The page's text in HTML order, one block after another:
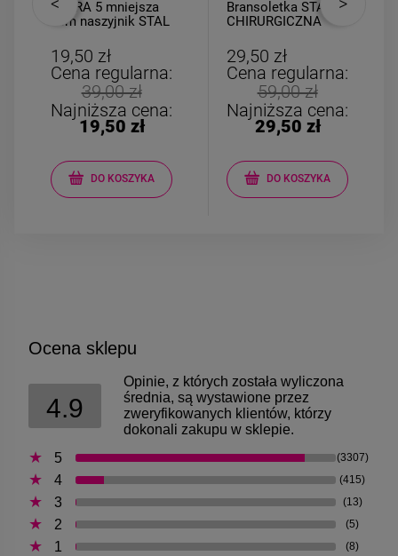
CYFRA 5 mniejsza
2cm naszyjnik STAL
19,50 zł
Cena regularna:
39,00 zł
Najniższa cena:
19,50 zł
DO KOSZYKA
Bransoletka STAL
CHIRURGICZNA
serce złote
29,50 zł
Cena regularna:
59,00 zł
Najniższa cena:
29,50 zł
DO KOSZYKA
Ocena sklepu
4.9
Opinie, z których została wyliczona
średnia, są wystawione przez
zweryfikowanych klientów, którzy
dokonali zakupu w sklepie.
5
(3307)
4 (415)
3 (13)
2 (5)
1 (8)